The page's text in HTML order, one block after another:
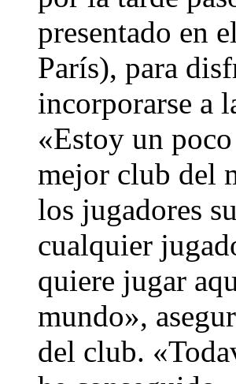
presentado en
París), para
incorporarse a
«Estoy un
mejor club del
los jugadores
cualquier
quiere jugar
mundo»,
del club.